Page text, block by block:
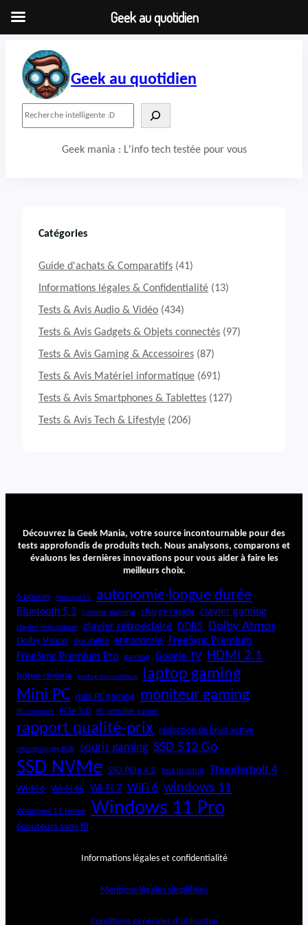
contenu
Geek au quotidien
Geek mania : L'info tech testée pour vous
Catégories
Guide d'achats & Comparatifs (41)
Informations légales & Confidentialité (13)
Tests & Avis Audio & Vidéo (434)
Tests & Avis Gadgets & Objets connectés (97)
Tests & Avis Gaming & Accessoires (87)
Tests & Avis Matériel informatique (691)
Tests & Avis Smartphones & Tablettes (127)
Tests & Avis Tech & Lifestyle (206)
Découvrez la Geek Mania, votre source incontournable pour des
tests approfondis de produits tech. Nous analysons, comparons et
évaluons les dernières innovations pour vous aider à faire les
meilleurs choix.
6 pouces Android 15 autonomie longue durée
Bluetooth 5.3 casque gaming charge rapide clavier gaming
clavier mécanique clavier rétroéclairé DDR5 Dolby Atmos
Dolby Vision durabilité ergonomie
FreeSync Premium
FreeSync Premium Pro
gaming Google TV HDMI 2.1
home cinéma laptop bureautique laptop gaming
Mini PC mini PC gaming moniteur gaming
PC compact PCIe 5.0 PC portable gamer
rapport qualité-prix réduction de bruit active
rétroéclairage RGB souris gaming SSD 512 Go
SSD NVMe SSD PCIe 4.0 test produit Thunderbolt 4
Wi-Fi 6 Wi-Fi 6E Wi-Fi 7 WiFi 6 windows 11
Windows 11 Home Windows 11 Pro
écouteurs sans fil
Informations légales et confidentialité
Mentions légales simplifiées
Conditions générales d’utilisation
Geek au quotidien